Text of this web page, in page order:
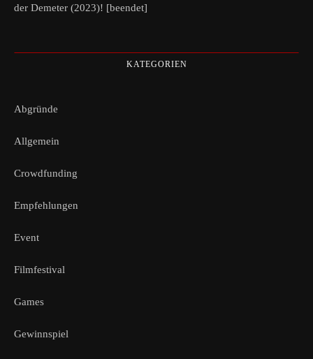
der Demeter (2023)! [beendet]
KATEGORIEN
Abgründe
Allgemein
Crowdfunding
Empfehlungen
Event
Filmfestival
Games
Gewinnspiel